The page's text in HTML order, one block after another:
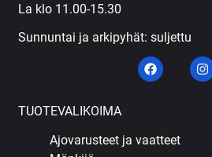
La klo 11.00-15.30
Sunnuntai ja arkipyhät: suljettu
TUOTEVALIKOIMA
Ajovarusteet ja vaatteet